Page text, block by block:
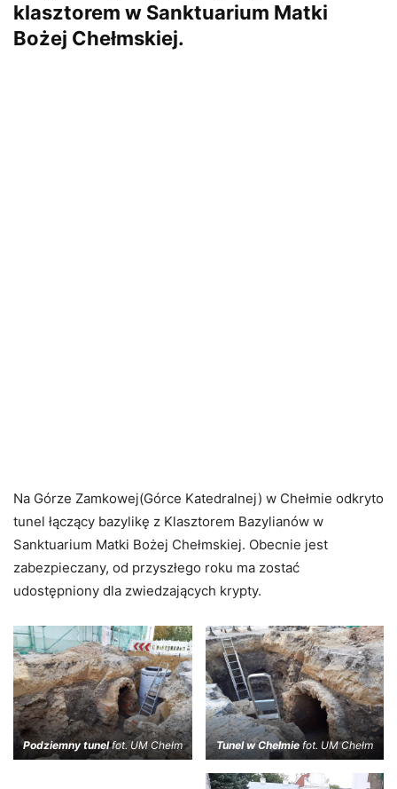
klasztorem w Sanktuarium Matki
Bożej Chełmskiej.
Na Górze Zamkowej(Górce Katedralnej) w Chełmie odkryto
tunel łączący bazylikę z Klasztorem Bazylianów w
Sanktuarium Matki Bożej Chełmskiej. Obecnie jest
zabezpieczany, od przyszłego roku ma zostać
udostępniony dla zwiedzających krypty.
Podziemny tunelfot. UM Chełm Tunel w Chełmiefot. UM Chełm